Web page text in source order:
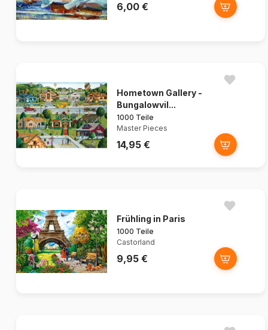
6,00 €
Hometown Gallery -
Bungalowvil...
1000 Teile
Master Pieces
14,95 €
Frühling in Paris
1000 Teile
Castorland
9,95 €